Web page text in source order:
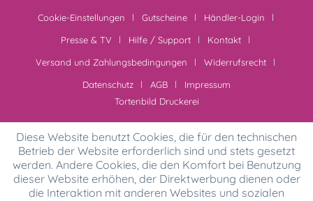
Cookie-Einstellungen Gutscheine
Händler-Login
Presse & TV
Hilfe / Support
Kontakt
Versand und Zahlungsbedingungen
Widerrufsrecht
Datenschutz
AGB
Impressum
Tortenbild Druckerei
Diese Website benutzt Cookies, die für den technischen
Betrieb der Website erforderlich sind und stets gesetzt
werden. Andere Cookies, die den Komfort bei Benutzung
dieser Website erhöhen, der Direktwerbung dienen oder
die Interaktion mit anderen Websites und sozialen